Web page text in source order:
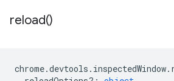
reload()
chrome.devtools . inspectedWindow.